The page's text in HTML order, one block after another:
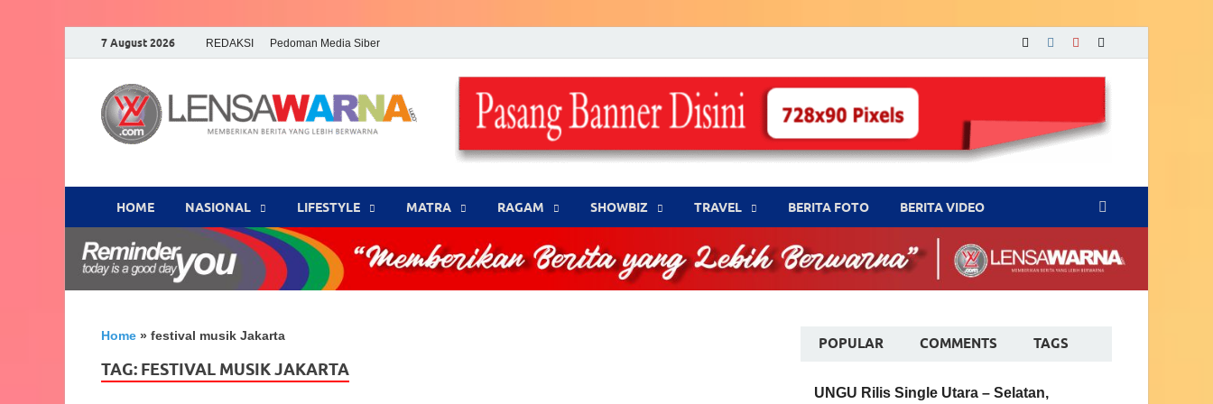
7 August 2026 REDAKSI Pedoman Media Siber
LENSA WARNA .com
Memberikan Berita yang Lebih Berwarna
HOME NASIONAL ‎LIFESTYLE MATRA ‎RAGAM ‎SHOWBIZ ‎TRAVEL BERITA FOTO BERITA VIDEO
Home » festival musik Jakarta
TAG: FESTIVAL MUSIK JAKARTA
POPULAR COMMENTS TAGS
UNGU Rilis Single Utara – Selatan,